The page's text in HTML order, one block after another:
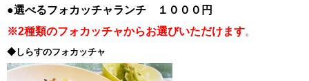
●選べるフォカッチャランチ １０００円
※2種類のフォカッチャからお選びいただけます。
◆しらすのフォカッチャ